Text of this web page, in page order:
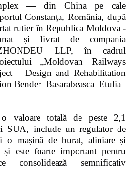
— din China pe cale
Constanța, România, după
rutier în Republica Moldova -
și livrat de compania
LLP, în cadrul
„Moldovan Railways
– Design and Rehabilitation
Bender–Basarabeasca–Etulia–
valoare totală de peste 2,1
SUA, include un regulator de
o mașină de burat, aliniare și
este foarte important pentru
consolidează semnificativ